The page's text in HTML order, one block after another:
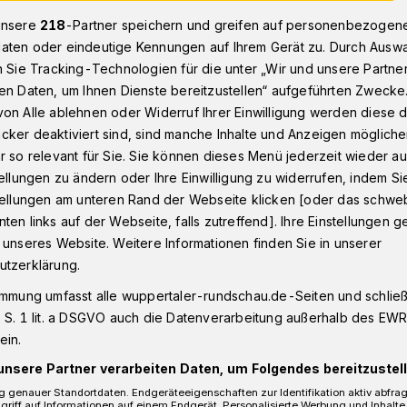
Regiobahn-Messerstecher
Regiobahn-
Hass hatte der Staatsanwalt dem
unterstellt. Dem schloss sich das
folgte es jedoch weitgehend der
218-Partner speichern und greifen auf
oder eindeutige Kennungen auf Ihrem Gerät zu. Durch
Sie Tracking-Technologien für die unter „Wir und unsere
Daten, um Ihnen Dienste bereitzustellen“ aufgeführten
Alle ablehnen oder Widerruf Ihrer Einwilligung werden diese
deaktiviert sind, sind manche Inhalte und Anzeigen
so relevant für Sie. Sie können dieses Menü jederzeit wieder
zu ändern oder Ihre Einwilligung zu widerrufen, indem
am unteren Rand der Webseite klicken [oder das
links auf der Webseite, falls zutreffend]. Ihre Einstellungen
Website. Weitere Informationen finden Sie in unserer
umfasst alle wuppertaler-rundschau.de-Seiten und
1 lit. a DSGVO auch die Datenverarbeitung außerhalb des
Partner verarbeiten Daten, um Folgendes
genauer Standortdaten. Endgeräteeigenschaften zur Identifikation aktiv